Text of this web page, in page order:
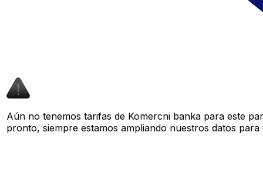
Aún no tenemos tarifas de Komercni banka para este
pronto, siempre estamos ampliando nuestros datos